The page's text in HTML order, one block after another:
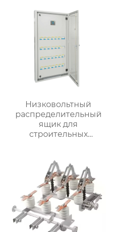
Низковольтный
распределительный
ящик для
строительных